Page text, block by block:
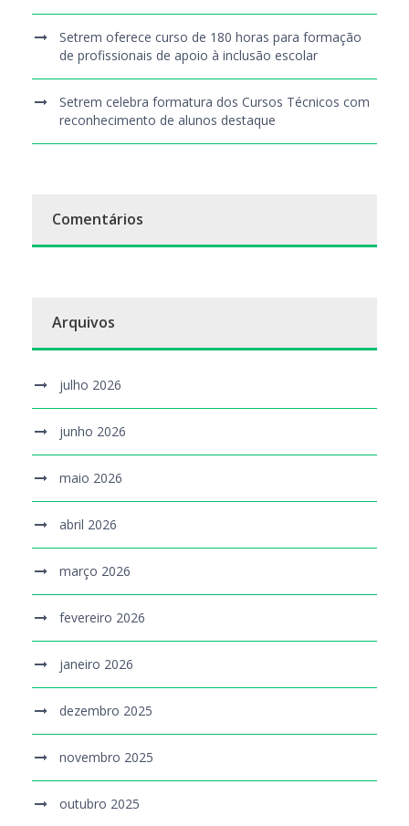
Setrem oferece curso de 180 horas para formação
de profissionais de apoio à inclusão escolar
Setrem celebra formatura dos Cursos Técnicos com
reconhecimento de alunos destaque
Comentários
Arquivos
julho 2026
junho 2026
maio 2026
abril 2026
março 2026
fevereiro 2026
janeiro 2026
dezembro 2025
novembro 2025
outubro 2025